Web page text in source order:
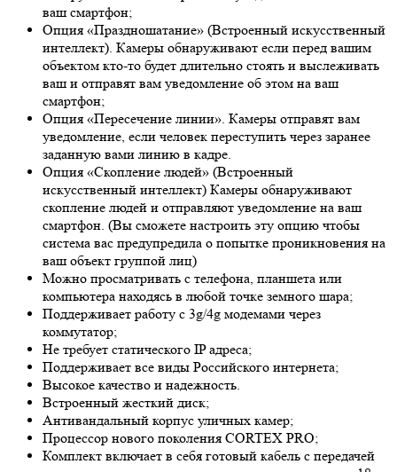
ваш смартфон;
Опция «Праздношатание» (Встроенный искусственный
интеллект). Камеры обнаруживают если перед вашим
объектом кто-то будет длительно стоять и выслеживать
ваш и отправят вам уведомление об этом на ваш
смартфон;
Опция «Пересечение линии». Камеры отправят вам
уведомление, если человек переступить через заранее
заданную вами линию в кадре.
Опция «Скопление людей» (Встроенный
искусственный интеллект) Камеры обнаруживают
скопление людей и отправляют уведомление на ваш
смартфон. (Вы сможете настроить эту опцию чтобы
система вас предупредила о попытке проникновения на
ваш объект группой лиц)
Можно просматривать с телефона, планшета или
компьютера находясь в любой точке земного шара;
Поддерживает работу с 3g/4g модемами через
коммутатор;
Не требует статического IP адреса;
Поддерживает все виды Российского интернета;
Высокое качество и надежность.
Встроенный жесткий диск;
Антивандальный корпус уличных камер;
Процессор нового поколения CORTEX PRO;
Комплект включает в себя готовый кабель с передачей